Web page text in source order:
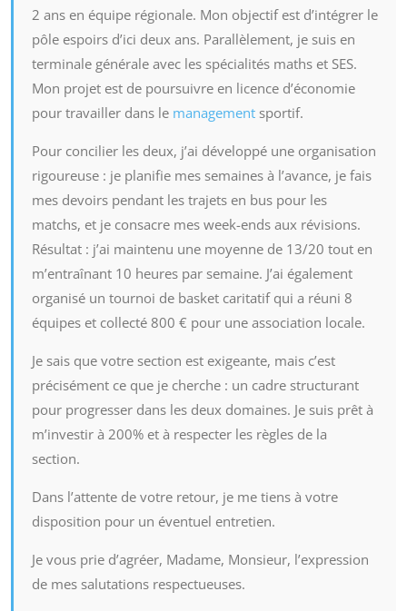
2 ans en équipe régionale. Mon objectif est d’intégrer le
pôle espoirs d’ici deux ans. Parallèlement, je suis en
terminale générale avec les spécialités maths et SES.
Mon projet est de poursuivre en licence d’économie
pour travailler dans le management sportif.
Pour concilier les deux, j’ai développé une organisation
rigoureuse : je planifie mes semaines à l’avance, je fais
mes devoirs pendant les trajets en bus pour les
matchs, et je consacre mes week-ends aux révisions.
Résultat : j’ai maintenu une moyenne de 13/20 tout en
m’entraînant 10 heures par semaine. J’ai également
organisé un tournoi de basket caritatif qui a réuni 8
équipes et collecté 800 € pour une association locale.
Je sais que votre section est exigeante, mais c’est
précisément ce que je cherche : un cadre structurant
pour progresser dans les deux domaines. Je suis prêt à
m’investir à 200% et à respecter les règles de la
section.
Dans l’attente de votre retour, je me tiens à votre
disposition pour un éventuel entretien.
Je vous prie d’agréer, Madame, Monsieur, l’expression
de mes salutations respectueuses.